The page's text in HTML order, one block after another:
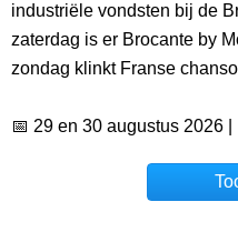
industriële vondsten bij de
zaterdag is er Brocante by
zondag klinkt Franse
📅 29 en 30 augustus 2026 |